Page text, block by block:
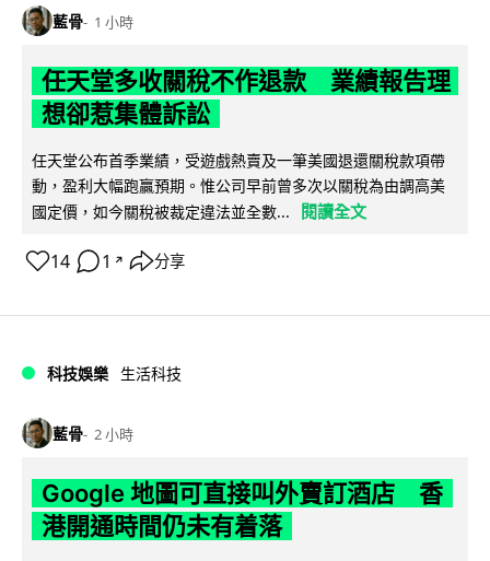
藍骨 1 小時
任天堂多收關稅不作退款 業績報告理
想卻惹集體訴訟
任天堂公布首季業績，受遊戲熱賣及一筆美國退還關稅款項帶
動，盈利大幅跑贏預期。惟公司早前曾多次以關稅為由調高美
國定價，如今關稅被裁定違法並全數...
閱讀全文
14 1 ↗ 分享
科技娛樂 生活科技
藍骨 2 小時
Google 地圖可直接叫外賣訂酒店 香
港開通時間仍未有着落